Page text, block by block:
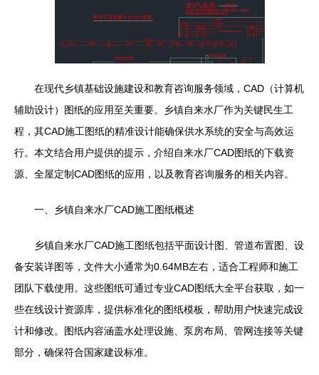
在现代乡镇基础设施建设和教育咨询服务领域，CAD（计算机
辅助设计）图纸的应用至关重要。乡镇自来水厂作为关键民生工
程，其CAD施工图纸的精准设计能确保供水系统的安全与高效运
行。本文结合用户提供的提示，介绍自来水厂CAD图纸的下载资
源、全屋定制CAD图纸的应用，以及教育咨询服务的相关内容。
一、乡镇自来水厂CAD施工图纸概述
乡镇自来水厂CAD施工图纸包括平面设计图、管道布置图、设
备安装详图等，文件大小通常为0.64MB左右，适合工程师和施工
团队下载使用。这些图纸可通过专业CAD图纸大全平台获取，如一
些在线设计资源库，提供标准化的图纸模板，帮助用户快速完成设
计和修改。图纸内容涵盖水处理设施、泵房布局、管网连接等关键
部分，确保符合国家建设标准。